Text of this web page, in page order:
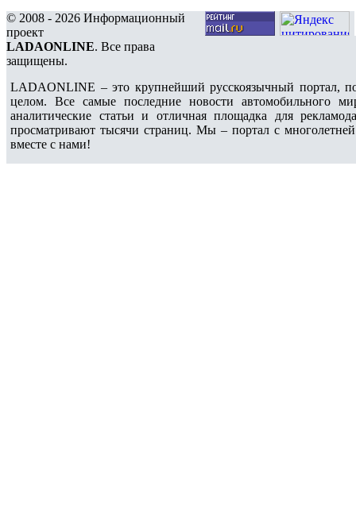
© 2008 - 2026 Информационный
проект
LADAONLINE. Все права
защищены.
LADAONLINE – это крупнейший русскоязычный портал,
целом. Все самые последние новости автомобильного
аналитические статьи и отличная площадка для
просматривают тысячи страниц. Мы – портал с
вместе с нами!